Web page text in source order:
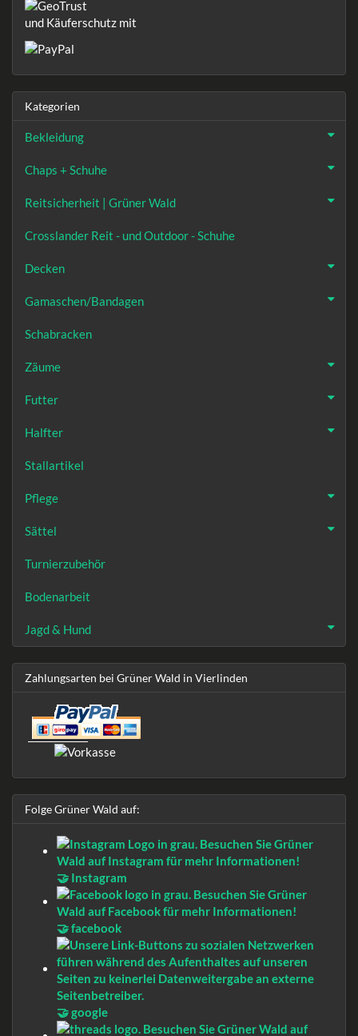
und Käuferschutz mit
Kategorien
Bekleidung
Chaps + Schuhe
Reitsicherheit | Grüner Wald
Crosslander Reit - und Outdoor - Schuhe
Decken
Gamaschen/Bandagen
Schabracken
Zäume
Futter
Halfter
Stallartikel
Pflege
Sättel
Turnierzubehör
Bodenarbeit
Jagd & Hund
Zahlungsarten bei Grüner Wald in Vierlinden
Folge Grüner Wald auf:
🤝 Instagram
🤝 facebook
🤝 google